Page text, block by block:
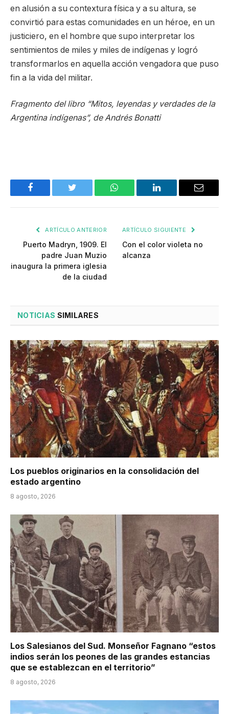
en alusión a su contextura física y a su altura, se
convirtió para estas comunidades en un héroe, en un
justiciero, en el hombre que supo interpretar los
sentimientos de miles y miles de indígenas y logró
transformarlos en aquella acción vengadora que puso
fin a la vida del militar.
Fragmento del libro “Mitos, leyendas y verdades de la
Argentina indígenas”, de Andrés Bonatti
Facebook Twitter WhatsApp LinkedIn Email
ARTÍCULO ANTERIOR
Puerto Madryn, 1909. El
padre Juan Muzio
inaugura la primera iglesia
de la ciudad
ARTÍCULO SIGUIENTE
Con el color violeta no
alcanza
NOTICIAS SIMILARES
Los pueblos originarios en la consolidación del
estado argentino
8 agosto, 2026
Los Salesianos del Sud. Monseñor Fagnano “estos
indios serán los peones de las grandes estancias
que se establezcan en el territorio”
8 agosto, 2026